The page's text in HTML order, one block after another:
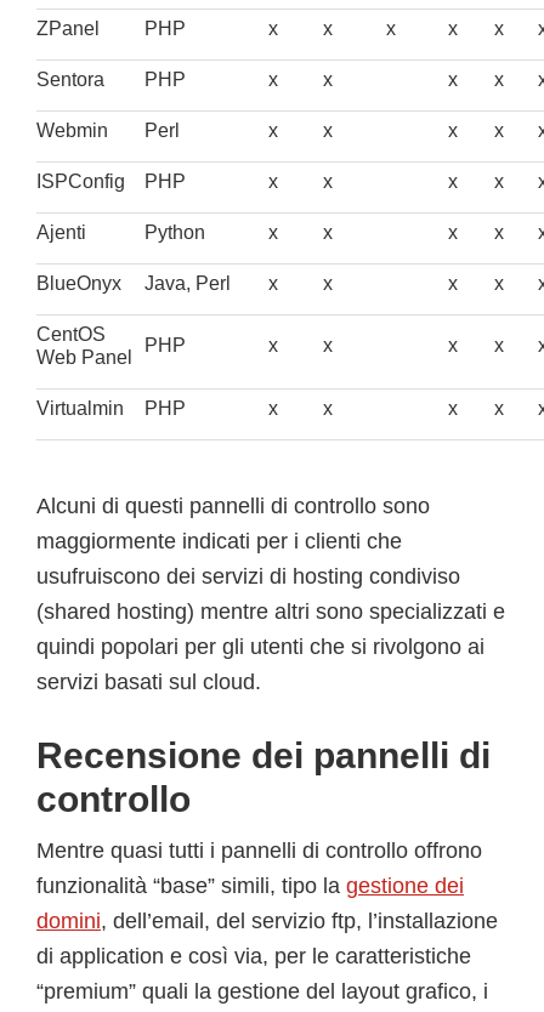
ZPanel PHP x x x x x
Sentora PHP x x x x
Webmin Perl x x x x
ISPConfig PHP x x x x
Ajenti Python x x x x
BlueOnyx Java, Perl x x x x
CentOS
Web Panel
PHP x x x x
Virtualmin PHP x x x x
Alcuni di questi pannelli di controllo sono
maggiormente indicati per i clienti che
usufruiscono dei servizi di hosting condiviso
(shared hosting) mentre altri sono specializzati e
quindi popolari per gli utenti che si rivolgono ai
servizi basati sul cloud.
Recensione dei pannelli di
controllo
Mentre quasi tutti i pannelli di controllo offrono
funzionalità “base” simili, tipo la gestione dei
domini, dell’email, del servizio ftp, l’installazione
di application e così via, per le caratteristiche
“premium” quali la gestione del layout grafico, i